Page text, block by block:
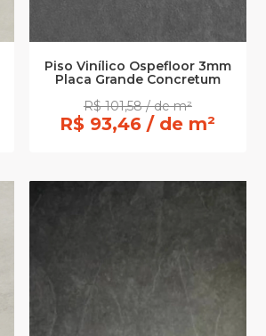
Piso Vinílico Ospefloor 3mm
Placa Grande Concretum
R$ 101,58 / de m²
R$ 93,46 / de m²